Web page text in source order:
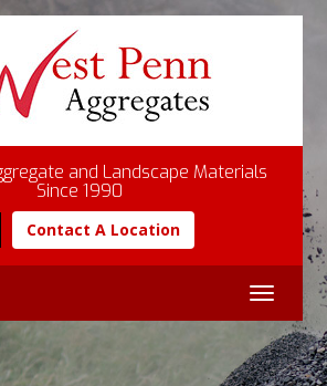
and Landscape Materials
Since 1990
Contact A Location
Toggle